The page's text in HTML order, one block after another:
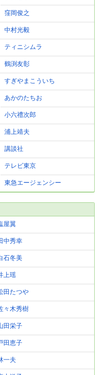
窪岡俊之
中村光毅
ティニシムラ
鶴渕友彰
すぎやまこういち
あかのたちお
小六禮次郎
浦上靖夫
講談社
テレビ東京
東急エージェンシー
屋翼
中秀幸
石冬美
上瑶
田たつや
々木秀樹
田栄子
田恵子
一夫